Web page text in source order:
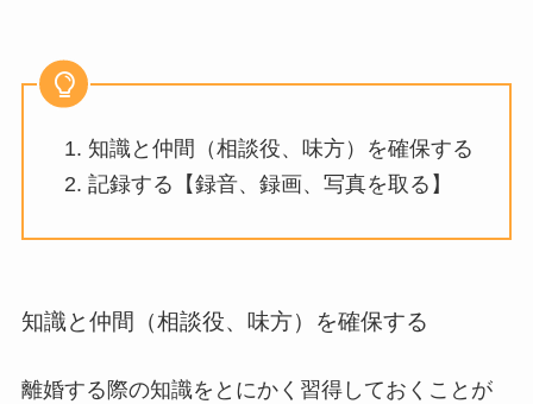
知識と仲間（相談役、味方）を確保する
記録する【録音、録画、写真を取る】
知識と仲間（相談役、味方）を確保する
離婚する際の知識をとにかく習得しておくことが